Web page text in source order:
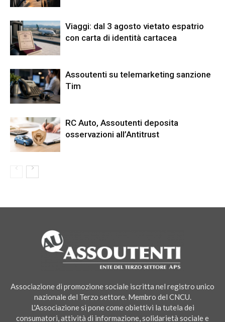
Viaggi: dal 3 agosto vietato espatrio
con carta di identità cartacea
Assoutenti su telemarketing sanzione
Tim
RC Auto, Assoutenti deposita
osservazioni all’Antitrust
Associazione di promozione sociale iscritta nel registro unico
nazionale del Terzo settore. Membro del CNCU.
L'Associazione si pone come obiettivi la tutela dei
consumatori, attività di informazione, solidarietà sociale e